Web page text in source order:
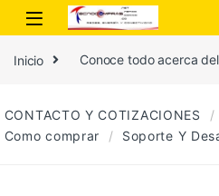
Inicio Conoce todo acerca
CONTACTO Y COTIZACIONES
Como comprar
Soporte Y